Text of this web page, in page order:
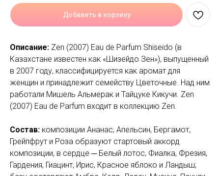
Добавить в корзину
Описание: Zen (2007) Eau de Parfum Shiseido (в
Казахстане известен как «Шизейдо Зен»), выпущенный
в 2007 году, классифицируется как аромат для
женщин и принадлежит семейству Цветочные. Над ним
работали Мишель Альмерак и Тайцуке Кикучи. Zen
(2007) Eau de Parfum входит в коллекцию Zen.
Состав: композиции Ананас, Апельсин, Бергамот,
Грейпфрут и Роза образуют стартовый аккорд
композиции, в сердце ─ Белый лотос, Фиалка, Фрезия,
Гардения, Гиацинт, Ирис, Красное яблоко и Ландыш;